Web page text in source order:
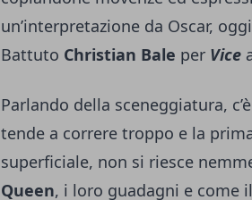
un’interpretazione da Oscar,
Battuto Christian Bale per Vice
Parlando della sceneggiatura,
tende a correre troppo e la
superficiale, non si riesce
Queen, i loro guadagni e come